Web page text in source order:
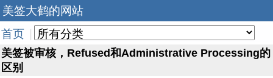
美签大鹤的网站
首页
美签被审核，Refused和Administrative Processing的
区别